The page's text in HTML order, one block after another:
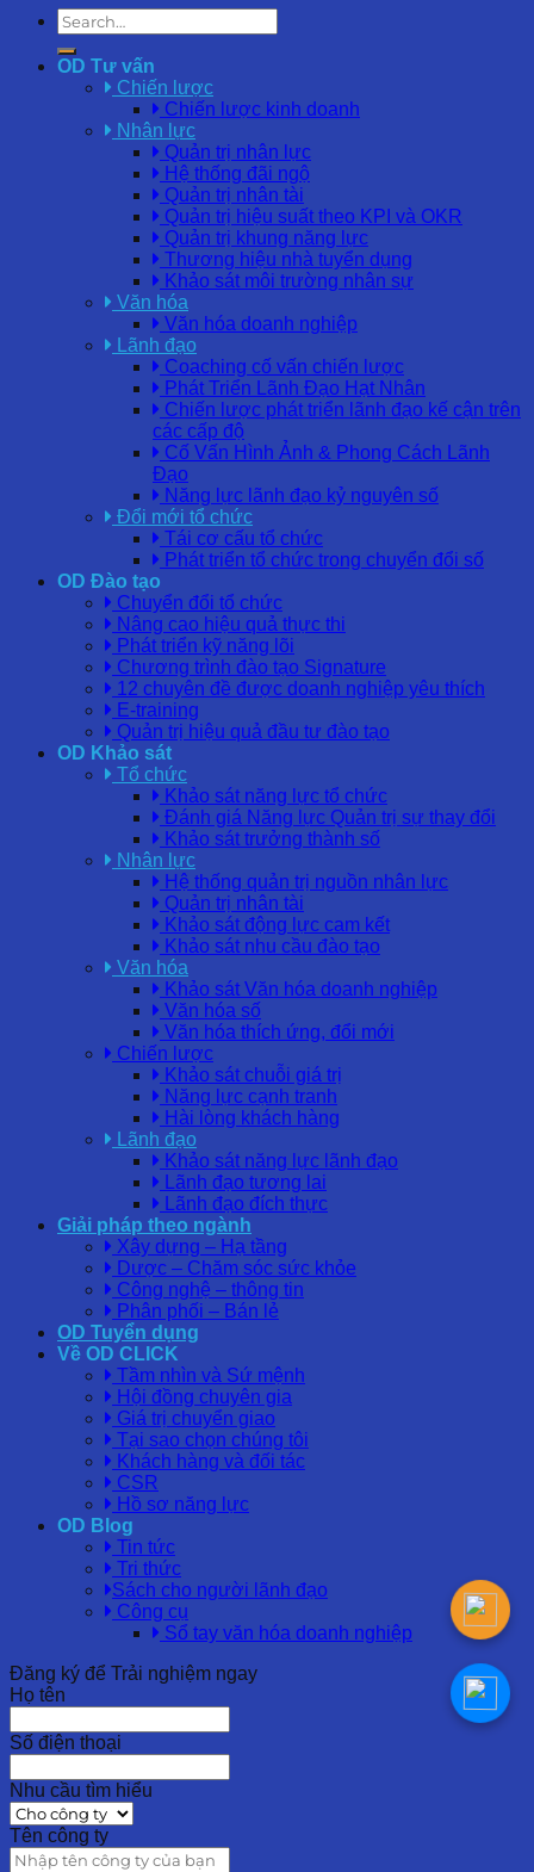
OD Tư vấn
Chiến lược
Chiến lược kinh doanh
Nhân lực
Quản trị nhân lực
Hệ thống đãi ngộ
Quản trị nhân tài
Quản trị hiệu suất theo KPI và OKR
Quản trị khung năng lực
Thương hiệu nhà tuyển dụng
Khảo sát môi trường nhân sự
Văn hóa
Văn hóa doanh nghiệp
Lãnh đạo
Coaching cố vấn chiến lược
Phát Triển Lãnh Đạo Hạt Nhân
Chiến lược phát triển lãnh đạo kế cận trên
các cấp độ
Cố Vấn Hình Ảnh & Phong Cách Lãnh
Đạo
Năng lực lãnh đạo kỷ nguyên số
Đổi mới tổ chức
Tái cơ cấu tổ chức
Phát triển tổ chức trong chuyển đổi số
OD Đào tạo
Chuyển đổi tổ chức
Nâng cao hiệu quả thực thi
Phát triển kỹ năng lõi
Chương trình đào tạo Signature
12 chuyên đề được doanh nghiệp yêu thích
E-training
Quản trị hiệu quả đầu tư đào tạo
OD Khảo sát
Tổ chức
Khảo sát năng lực tổ chức
Đánh giá Năng lực Quản trị sự thay đổi
Khảo sát trưởng thành số
Nhân lực
Hệ thống quản trị nguồn nhân lực
Quản trị nhân tài
Khảo sát động lực cam kết
Khảo sát nhu cầu đào tạo
Văn hóa
Khảo sát Văn hóa doanh nghiệp
Văn hóa số
Văn hóa thích ứng, đổi mới
Chiến lược
Khảo sát chuỗi giá trị
Năng lực cạnh tranh
Hài lòng khách hàng
Lãnh đạo
Khảo sát năng lực lãnh đạo
Lãnh đạo tương lai
Lãnh đạo đích thực
Giải pháp theo ngành
Xây dựng – Hạ tầng
Dược – Chăm sóc sức khỏe
Công nghệ – thông tin
Phân phối – Bán lẻ
OD Tuyển dụng
Về OD CLICK
Tầm nhìn và Sứ mệnh
Hội đồng chuyên gia
Giá trị chuyển giao
Tại sao chọn chúng tôi
Khách hàng và đối tác
CSR
Hồ sơ năng lực
OD Blog
Tin tức
Tri thức
Sách cho người lãnh đạo
Công cụ
Sổ tay văn hóa doanh nghiệp
Đăng ký để Trải nghiệm ngay
Họ tên
Số điện thoại
Nhu cầu tìm hiểu
Tên công ty